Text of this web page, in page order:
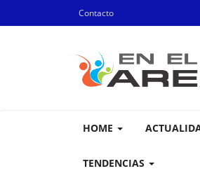
Contacto
HOME
TENDENCIAS